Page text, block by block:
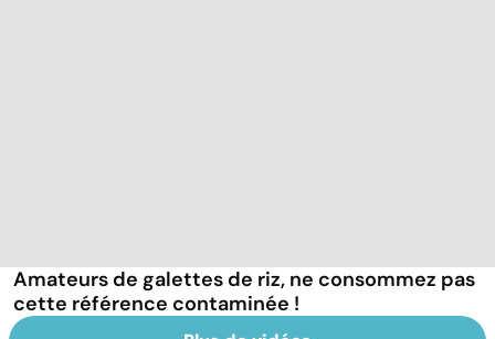
Amateurs de galettes de riz, ne consommez pas
cette référence contaminée !